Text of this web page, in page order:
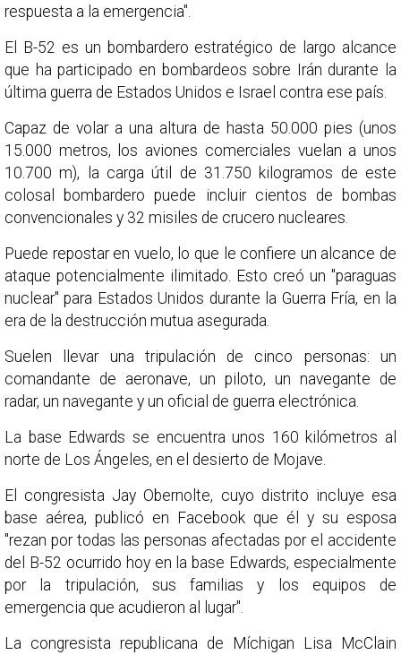
respuesta a la emergencia".
El B-52 es un bombardero estratégico de largo alcance
que ha participado en bombardeos sobre Irán durante la
última guerra de Estados Unidos e Israel contra ese país.
Capaz de volar a una altura de hasta 50.000 pies (unos
15.000 metros, los aviones comerciales vuelan a unos
10.700 m), la carga útil de 31.750 kilogramos de este
colosal bombardero puede incluir cientos de bombas
convencionales y 32 misiles de crucero nucleares.
Puede repostar en vuelo, lo que le confiere un alcance de
ataque potencialmente ilimitado. Esto creó un "paraguas
nuclear" para Estados Unidos durante la Guerra Fría, en la
era de la destrucción mutua asegurada.
Suelen llevar una tripulación de cinco personas: un
comandante de aeronave, un piloto, un navegante de
radar, un navegante y un oficial de guerra electrónica.
La base Edwards se encuentra unos 160 kilómetros al
norte de Los Ángeles, en el desierto de Mojave.
El congresista Jay Obernolte, cuyo distrito incluye esa
base aérea, publicó en Facebook que él y su esposa
"rezan por todas las personas afectadas por el accidente
del B-52 ocurrido hoy en la base Edwards, especialmente
por la tripulación, sus familias y los equipos de
emergencia que acudieron al lugar".
La congresista republicana de Míchigan Lisa McClain